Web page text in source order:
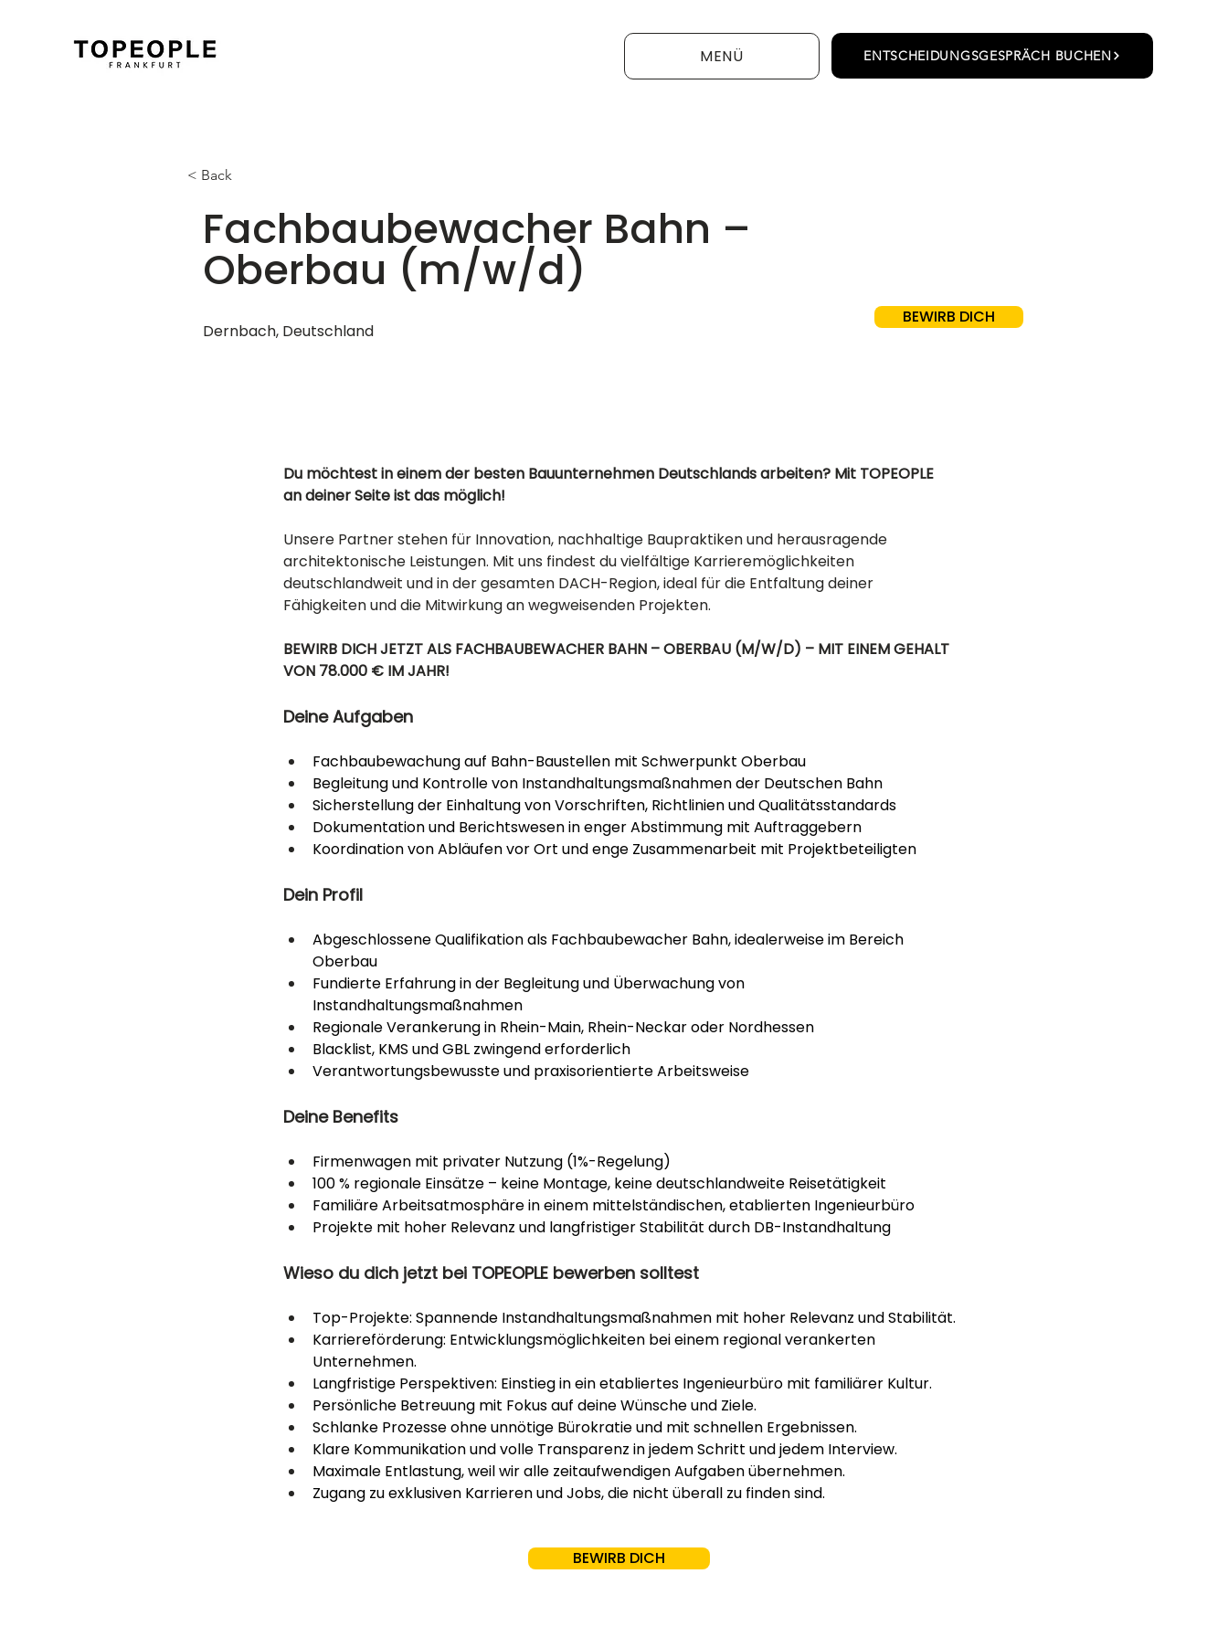
MENÜ ENTSCHEIDUNGSGESPRÄCH BUCHEN
< Back
Fachbaubewacher Bahn –
Oberbau (m/w/d)
Dernbach, Deutschland
BEWIRB DICH
Du möchtest in einem der besten Bauunternehmen Deutschlands arbeiten? Mit TOPEOPLE
an deiner Seite ist das möglich!
Unsere Partner stehen für Innovation, nachhaltige Baupraktiken und herausragende
architektonische Leistungen. Mit uns findest du vielfältige Karrieremöglichkeiten
deutschlandweit und in der gesamten DACH-Region, ideal für die Entfaltung deiner
Fähigkeiten und die Mitwirkung an wegweisenden Projekten.
BEWIRB DICH JETZT ALS FACHBAUBEWACHER BAHN – OBERBAU (M/W/D) – MIT EINEM GEHALT
VON 78.000 € IM JAHR!
Deine Aufgaben
Fachbaubewachung auf Bahn-Baustellen mit Schwerpunkt Oberbau
Begleitung und Kontrolle von Instandhaltungsmaßnahmen der Deutschen Bahn
Sicherstellung der Einhaltung von Vorschriften, Richtlinien und Qualitätsstandards
Dokumentation und Berichtswesen in enger Abstimmung mit Auftraggebern
Koordination von Abläufen vor Ort und enge Zusammenarbeit mit Projektbeteiligten
Dein Profil
Abgeschlossene Qualifikation als Fachbaubewacher Bahn, idealerweise im Bereich
Oberbau
Fundierte Erfahrung in der Begleitung und Überwachung von
Instandhaltungsmaßnahmen
Regionale Verankerung in Rhein-Main, Rhein-Neckar oder Nordhessen
Blacklist, KMS und GBL zwingend erforderlich
Verantwortungsbewusste und praxisorientierte Arbeitsweise
Deine Benefits
Firmenwagen mit privater Nutzung (1%-Regelung)
100 % regionale Einsätze – keine Montage, keine deutschlandweite Reisetätigkeit
Familiäre Arbeitsatmosphäre in einem mittelständischen, etablierten Ingenieurbüro
Projekte mit hoher Relevanz und langfristiger Stabilität durch DB-Instandhaltung
Wieso du dich jetzt bei TOPEOPLE bewerben solltest
Top-Projekte: Spannende Instandhaltungsmaßnahmen mit hoher Relevanz und Stabilität.
Karriereförderung: Entwicklungsmöglichkeiten bei einem regional verankerten
Unternehmen.
Langfristige Perspektiven: Einstieg in ein etabliertes Ingenieurbüro mit familiärer Kultur.
Persönliche Betreuung mit Fokus auf deine Wünsche und Ziele.
Schlanke Prozesse ohne unnötige Bürokratie und mit schnellen Ergebnissen.
Klare Kommunikation und volle Transparenz in jedem Schritt und jedem Interview.
Maximale Entlastung, weil wir alle zeitaufwendigen Aufgaben übernehmen.
Zugang zu exklusiven Karrieren und Jobs, die nicht überall zu finden sind.
BEWIRB DICH